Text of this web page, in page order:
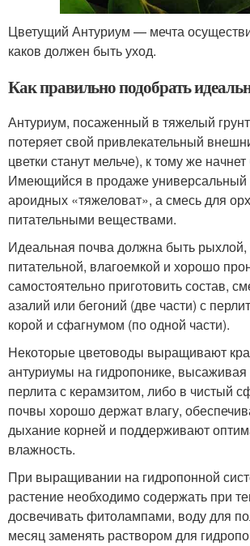
Цветущий Антуриум — мечта
каков должен быть уход.
Как правильно подобрать
Антуриум, посаженный в тяжелый
потеряет свой привлекательный
цветки станут мельче), к тому же начнет
Имеющийся в продаже универсальный
ароидных «тяжеловат», а смесь для
питательными веществами.
Идеальная почва должна быть рыхлой,
питательной, влагоемкой и хорошо
самостоятельно приготовить состав,
азалий или бегоний (две части) с
корой и сфагнумом (по одной части).
Некоторые цветоводы выращивают
антуриумы на гидропонике, высаживая
перлита с керамзитом, либо в чистый
почвы хорошо держат влагу,
дыхание корней и поддерживают
влажность.
При выращивании на гидропонной
растение необходимо содержать при
досвечивать фитолампами, воду для
месяц заменять раствором для